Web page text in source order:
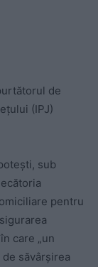
de
(IPJ)
sub
pentru
care „un
săvârşirea